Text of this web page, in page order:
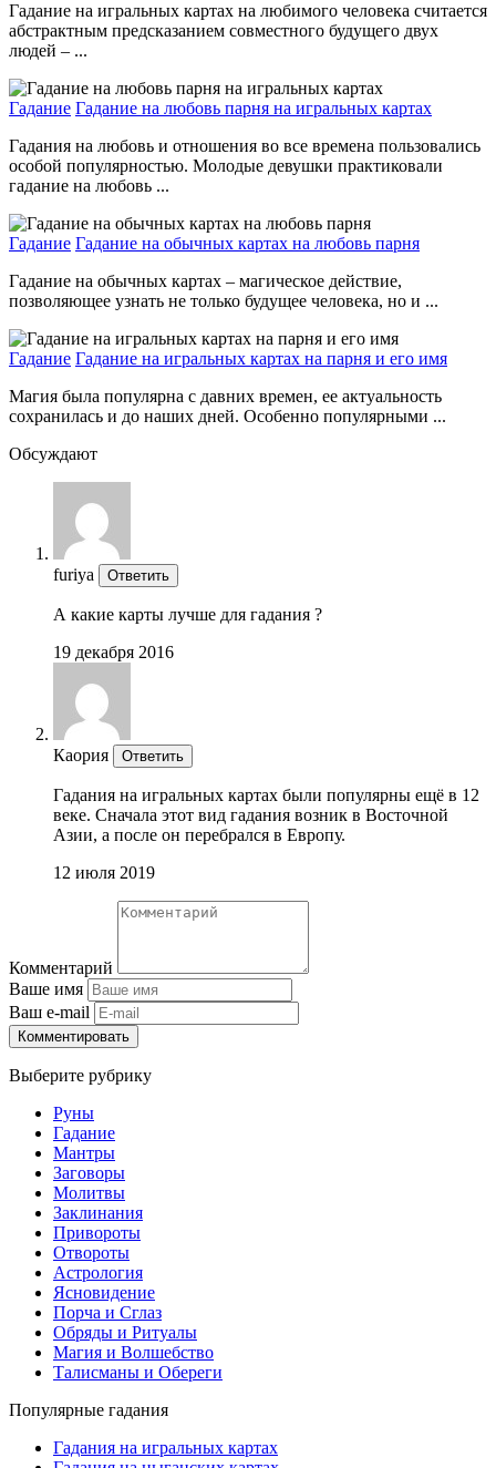
Гадание на игральных картах на любимого человека считается
абстрактным предсказанием совместного будущего двух
людей – ...
Гадание Гадание на любовь парня на игральных картах
Гадания на любовь и отношения во все времена пользовались
особой популярностью. Молодые девушки практиковали
гадание на любовь ...
Гадание Гадание на обычных картах на любовь парня
Гадание на обычных картах – магическое действие,
позволяющее узнать не только будущее человека, но и ...
Гадание Гадание на игральных картах на парня и его имя
Магия была популярна с давних времен, ее актуальность
сохранилась и до наших дней. Особенно популярными ...
Обсуждают
furiya Ответить
А какие карты лучше для гадания ?
19 декабря 2016
Каория Ответить
Гадания на игральных картах были популярны ещё в 12
веке. Сначала этот вид гадания возник в Восточной
Азии, а после он перебрался в Европу.
12 июля 2019
Комментарий
Ваше имя
Ваш e-mail
Комментировать
Выберите рубрику
Руны
Гадание
Мантры
Заговоры
Молитвы
Заклинания
Привороты
Отвороты
Астрология
Ясновидение
Порча и Сглаз
Обряды и Ритуалы
Магия и Волшебство
Талисманы и Обереги
Популярные гадания
Гадания на игральных картах